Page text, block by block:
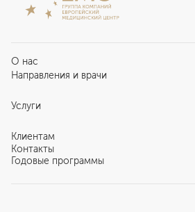
О нас
Отзывы пациентов
О клинике
Новости
Специалистам
Направления и врачи
Направления
Центры компетенций
Услуги
Индивидуальный план здоровья
Комплексные программы
Клиентам
Запись на прием
Контакты
Годовые программы